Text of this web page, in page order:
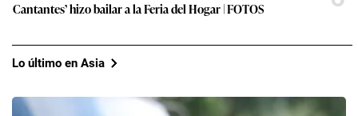
Cantantes’ hizo bailar a la Feria del Hogar | FOTOS
Lo último en Asia